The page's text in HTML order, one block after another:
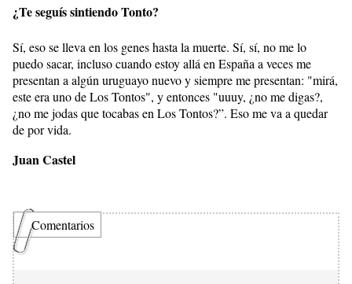
¿Te seguís sintiendo Tonto?
Sí, eso se lleva en los genes hasta la muerte. Sí, sí, no me lo
puedo sacar, incluso cuando estoy allá en España a veces me
presentan a algún uruguayo nuevo y siempre me presentan: "mirá,
este era uno de Los Tontos", y entonces "uuuy, ¿no me digas?,
¿no me jodas que tocabas en Los Tontos?”. Eso me va a quedar
de por vida.
Juan Castel
Comentarios